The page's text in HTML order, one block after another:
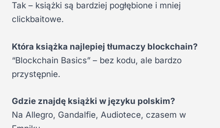
Tak – książki są bardziej pogłębione i mniej
clickbaitowe.
Która książka najlepiej tłumaczy blockchain?
“Blockchain Basics” – bez kodu, ale bardzo
przystępnie.
Gdzie znajdę książki w języku polskim?
Na Allegro, Gandalfie, Audiotece, czasem w